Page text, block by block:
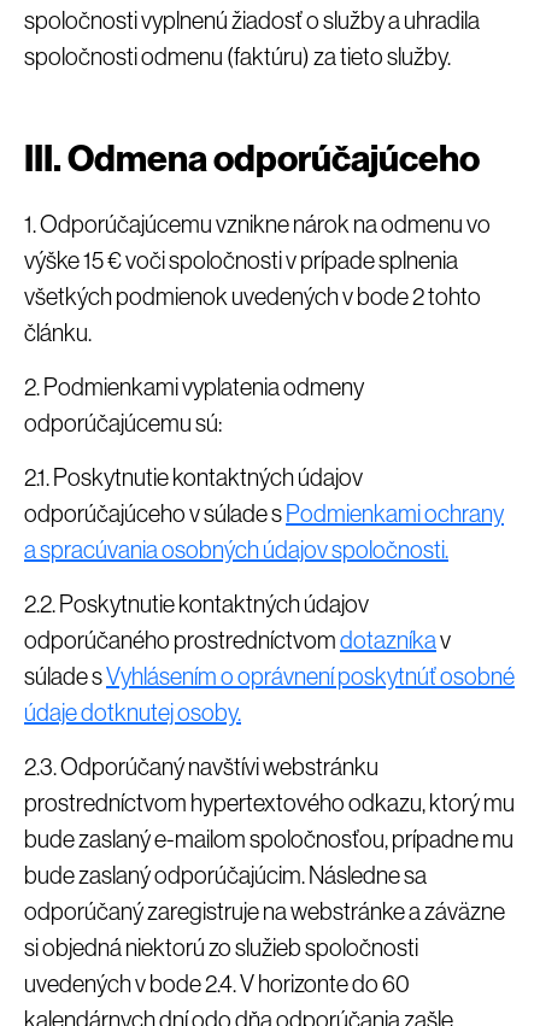
spoločnosti vyplnenú žiadosť o služby a uhradila
spoločnosti odmenu (faktúru) za tieto služby.
III. Odmena odporúčajúceho
1. Odporúčajúcemu vznikne nárok na odmenu vo
výške 15 € voči spoločnosti v prípade splnenia
všetkých podmienok uvedených v bode 2 tohto
článku.
2. Podmienkami vyplatenia odmeny
odporúčajúcemu sú:
2.1. Poskytnutie kontaktných údajov
odporúčajúceho v súlade sPodmienkami ochrany
a spracúvania osobných údajov spoločnosti.
2.2. Poskytnutie kontaktných údajov
odporúčaného prostredníctvomdotazníkav
súlade sVyhlásením o oprávnení poskytnúť osobné
údaje dotknutej osoby.
2.3. Odporúčaný navštívi webstránku
prostredníctvom hypertextového odkazu, ktorý mu
bude zaslaný e-mailom spoločnosťou, prípadne mu
bude zaslaný odporúčajúcim. Následne sa
odporúčaný zaregistruje na webstránke a záväzne
si objedná niektorú zo služieb spoločnosti
uvedených v bode 2.4. V horizonte do 60
kalendárnych dní odo dňa odporúčania zašle